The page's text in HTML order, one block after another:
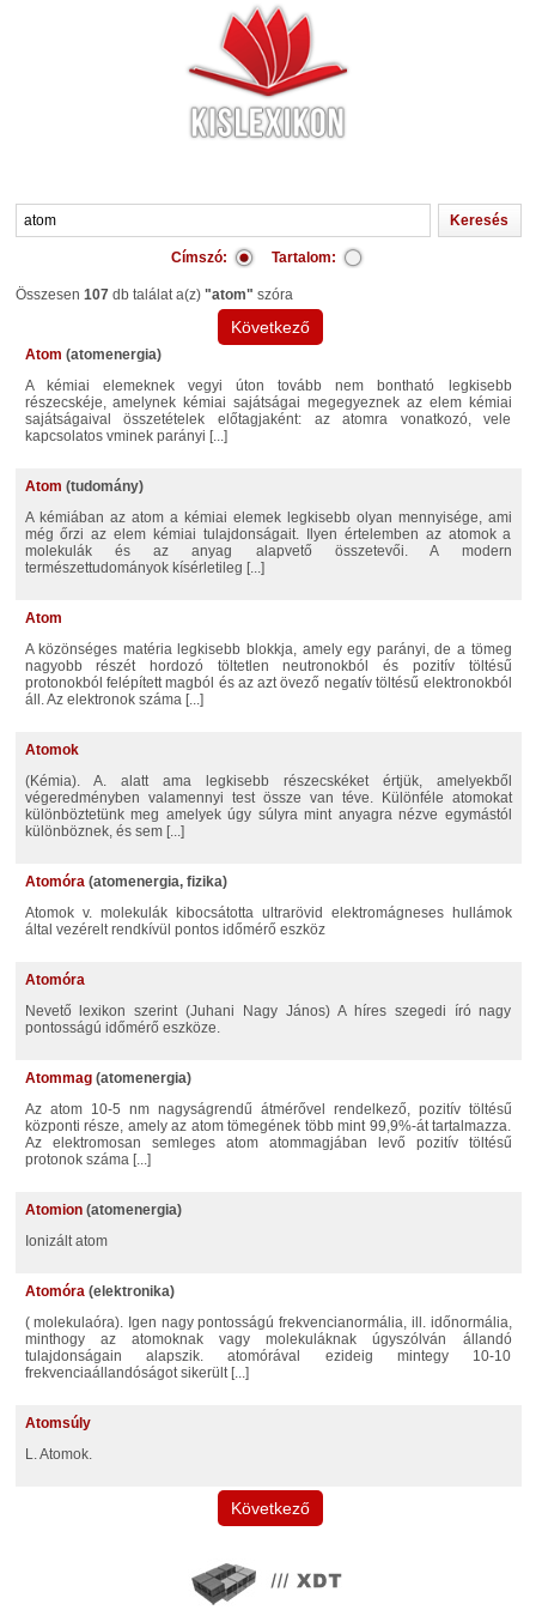
Címszó: Tartalom:
Összesen 107db találat a(z) "atom" szóra
Következő
atom (atomenergia)
a kémiai elemeknek vegyi úton tovább nem bontható legkisebb
részecskéje, amelynek kémiai sajátságai megegyeznek az elem kémiai
sajátságaival összetételek előtagjaként: az atomra vonatkozó, vele
kapcsolatos vminek parányi [...]
Atom (tudomány)
A kémiában az atom a kémiai elemek legkisebb olyan mennyisége, ami
még őrzi az elem kémiai tulajdonságait. Ilyen értelemben az atomok a
molekulák és az anyag alapvető összetevői. A modern
természettudományok kísérletileg [...]
atom
a közönséges matéria legkisebb blokkja, amely egy parányi, de a tömeg
nagyobb részét hordozó töltetlen neutronokból és pozitív töltésű
protonokból felépített magból és az azt övező negatív töltésű elektronokból
áll. Az elektronok száma [...]
Atomok
(kémia). A. alatt ama legkisebb részecskéket értjük, amelyekből
végeredményben valamennyi test össze van téve. Különféle atomokat
különböztetünk meg amelyek úgy súlyra mint anyagra nézve egymástól
különböznek, és sem [...]
atomóra(atomenergia, fizika)
atomok v. molekulák kibocsátotta ultrarövid elektromágneses hullámok
által vezérelt rendkívül pontos időmérő eszköz
Atomóra
Nevető lexikon szerint (Juhani Nagy János) A híres szegedi író nagy
pontosságú időmérő eszköze.
atommag(atomenergia)
Az atom 10-5 nm nagyságrendű átmérővel rendelkező, pozitív töltésű
központi része, amely az atom tömegének több mint 99,9%-át tartalmazza.
Az elektromosan semleges atom atommagjában levő pozitív töltésű
protonok száma [...]
atomion(atomenergia)
ionizált atom
Atomóra(elektronika)
( molekulaóra). Igen nagy pontosságú frekvencianormália, ill. időnormália,
minthogy az atomoknak vagy molekuláknak úgyszólván állandó
tulajdonságain alapszik. atomórával ezideig mintegy 10-10
frekvenciaállandóságot sikerült [...]
Atomsúly
l. Atomok.
Következő